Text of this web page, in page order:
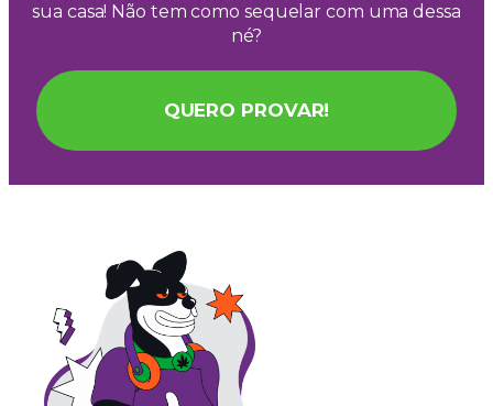
sua casa! Não tem como sequelar com uma dessa
né?
QUERO PROVAR!